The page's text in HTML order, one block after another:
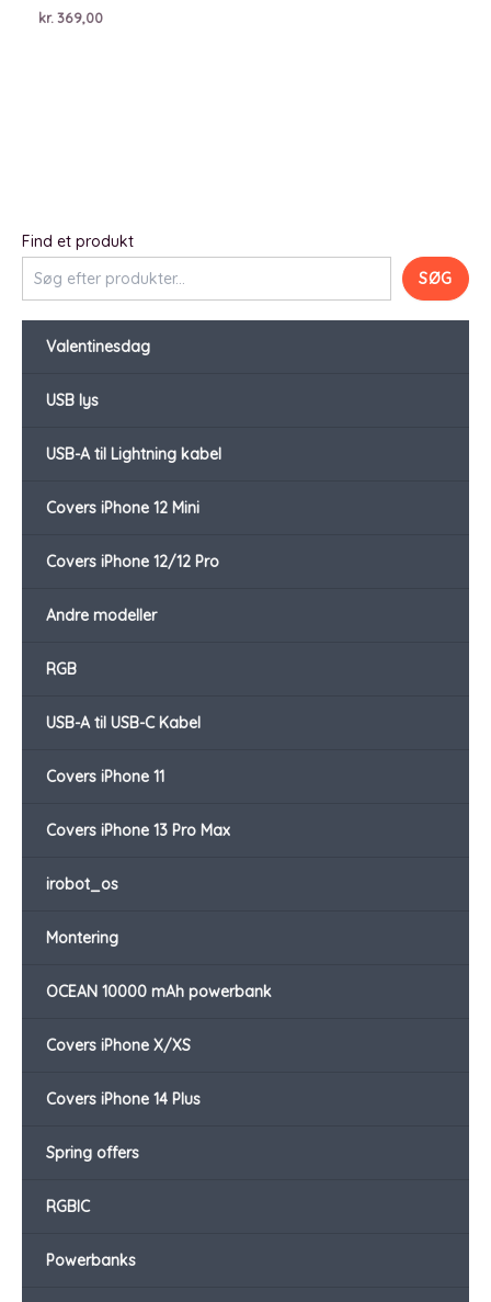
Find et produkt
SØG
Valentinesdag
USB lys
USB-A til Lightning kabel
Covers iPhone 12 Mini
Covers iPhone 12/12 Pro
Andre modeller
RGB
USB-A til USB-C Kabel
Covers iPhone 11
Covers iPhone 13 Pro Max
irobot_os
Montering
OCEAN 10000 mAh powerbank
Covers iPhone X/XS
Covers iPhone 14 Plus
Spring offers
RGBIC
Powerbanks
kr. 369,00